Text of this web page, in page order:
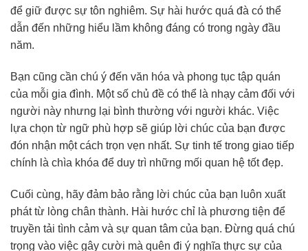
để giữ được sự tôn nghiêm. Sự hài hước quá đà có thể
dẫn đến những hiểu lầm không đáng có trong ngày đầu
năm.
Bạn cũng cần chú ý đến văn hóa và phong tục tập quán
của mỗi gia đình. Một số chủ đề có thể là nhạy cảm đối với
người này nhưng lại bình thường với người khác. Việc
lựa chọn từ ngữ phù hợp sẽ giúp lời chúc của bạn được
đón nhận một cách trọn vẹn nhất. Sự tinh tế trong giao tiếp
chính là chìa khóa để duy trì những mối quan hệ tốt đẹp.
Cuối cùng, hãy đảm bảo rằng lời chúc của bạn luôn xuất
phát từ lòng chân thành. Hài hước chỉ là phương tiện để
truyền tải tình cảm và sự quan tâm của bạn. Đừng quá chú
trọng vào việc gây cười mà quên đi ý nghĩa thực sự của